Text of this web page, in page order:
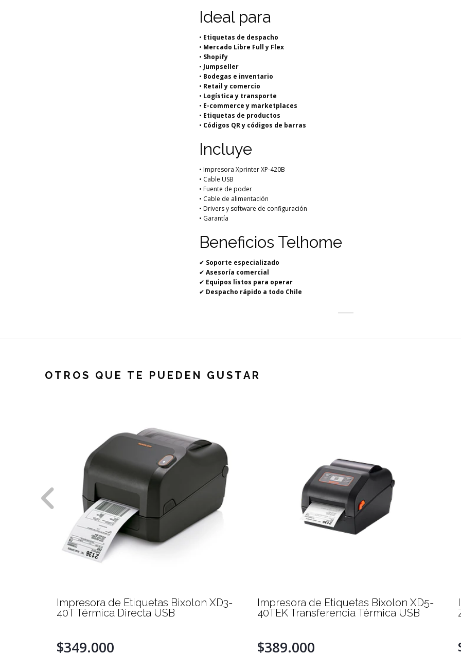
Ideal para
• Etiquetas de despacho
• Mercado Libre Full y Flex
• Shopify
• Jumpseller
• Bodegas e inventario
• Retail y comercio
• Logística y transporte
• E-commerce y marketplaces
• Etiquetas de productos
• Códigos QR y códigos de barras
Incluye
• Impresora Xprinter XP-420B
• Cable USB
• Fuente de poder
• Cable de alimentación
• Drivers y software de configuración
• Garantía
Beneficios Telhome
✔ Soporte especializado
✔ Asesoría comercial
✔ Equipos listos para operar
✔ Despacho rápido a todo Chile
OTROS QUE TE PUEDEN GUSTAR
Impresora de Etiquetas Bixolon XD3-
40T Térmica Directa USB
$349.000
Impresora de Etiquetas Bixolon XD5-
40TEK Transferencia Térmica USB
$389.000